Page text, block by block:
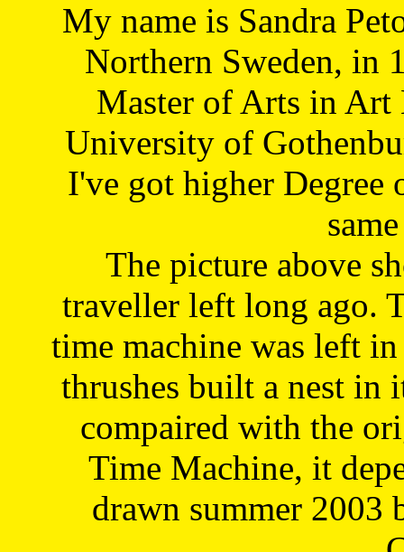
My name is Sandra
Northern Sweden, in
Master of Arts in Art
University of
I've got higher Degree
The picture above
traveller left long ago.
time machine was left
thrushes built a nest in
compaired with the
Time Machine, it
drawn summer 2003